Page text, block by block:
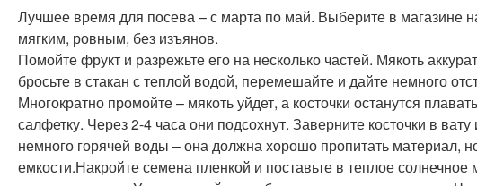
Лучшее время для посева – с марта по май. Выберите в магазине
мягким, ровным, без изъянов.
Помойте фрукт и разрежьте его на несколько частей. Мякоть
бросьте в стакан с теплой водой, перемешайте и дайте немного
Многократно промойте – мякоть уйдет, а косточки останутся
салфетку. Через 2-4 часа они подсохнут. Заверните косточки в
немного горячей воды – она должна хорошо пропитать материал,
емкости.Накройте семена пленкой и поставьте в теплое